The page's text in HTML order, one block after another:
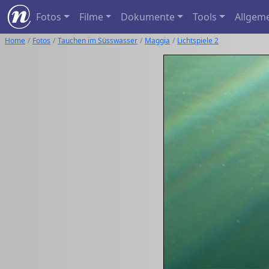
Fotos Filme Dokumente Tools
Home Fotos Tauchen im Süsswasser Maggia Lichtspiele 2